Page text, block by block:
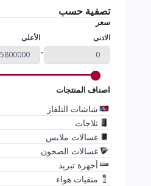
تصفية حسب
سعر
الادنى
-
الأعلى
اصناف المنتجات
شاشات التلفاز
ثلاجات
غسالات ملابس
غسالات الصحون
أجهزة تبريد
منقيات هواء